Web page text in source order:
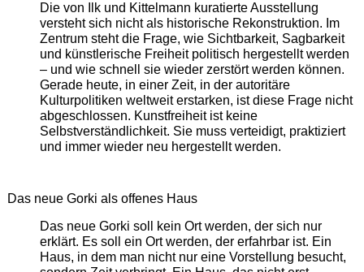
Die von Ilk und Kittelmann kuratierte Ausstellung
versteht sich nicht als historische Rekonstruktion. Im
Zentrum steht die Frage, wie Sichtbarkeit, Sagbarkeit
und künstlerische Freiheit politisch hergestellt werden
– und wie schnell sie wieder zerstört werden können.
Gerade heute, in einer Zeit, in der autoritäre
Kulturpolitiken weltweit erstarken, ist diese Frage nicht
abgeschlossen. Kunstfreiheit ist keine
Selbstverständlichkeit. Sie muss verteidigt, praktiziert
und immer wieder neu hergestellt werden.
Das neue Gorki als offenes Haus
Das neue Gorki soll kein Ort werden, der sich nur
erklärt. Es soll ein Ort werden, der erfahrbar ist. Ein
Haus, in dem man nicht nur eine Vorstellung besucht,